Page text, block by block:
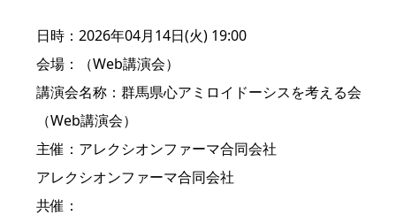
日時：2026年04月14日(火) 19:00
会場：（Web講演会）
講演会名称：群馬県心アミロイドーシスを考える会
（Web講演会）
主催：アレクシオンファーマ合同会社
アレクシオンファーマ合同会社
共催：